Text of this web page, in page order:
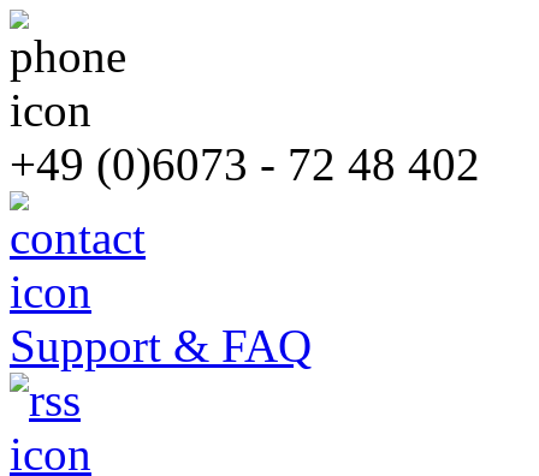
+49 (0)6073 - 72 48 402
Support & FAQ